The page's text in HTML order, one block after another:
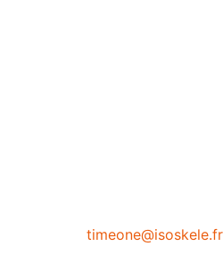
timeone@isoskele.fr